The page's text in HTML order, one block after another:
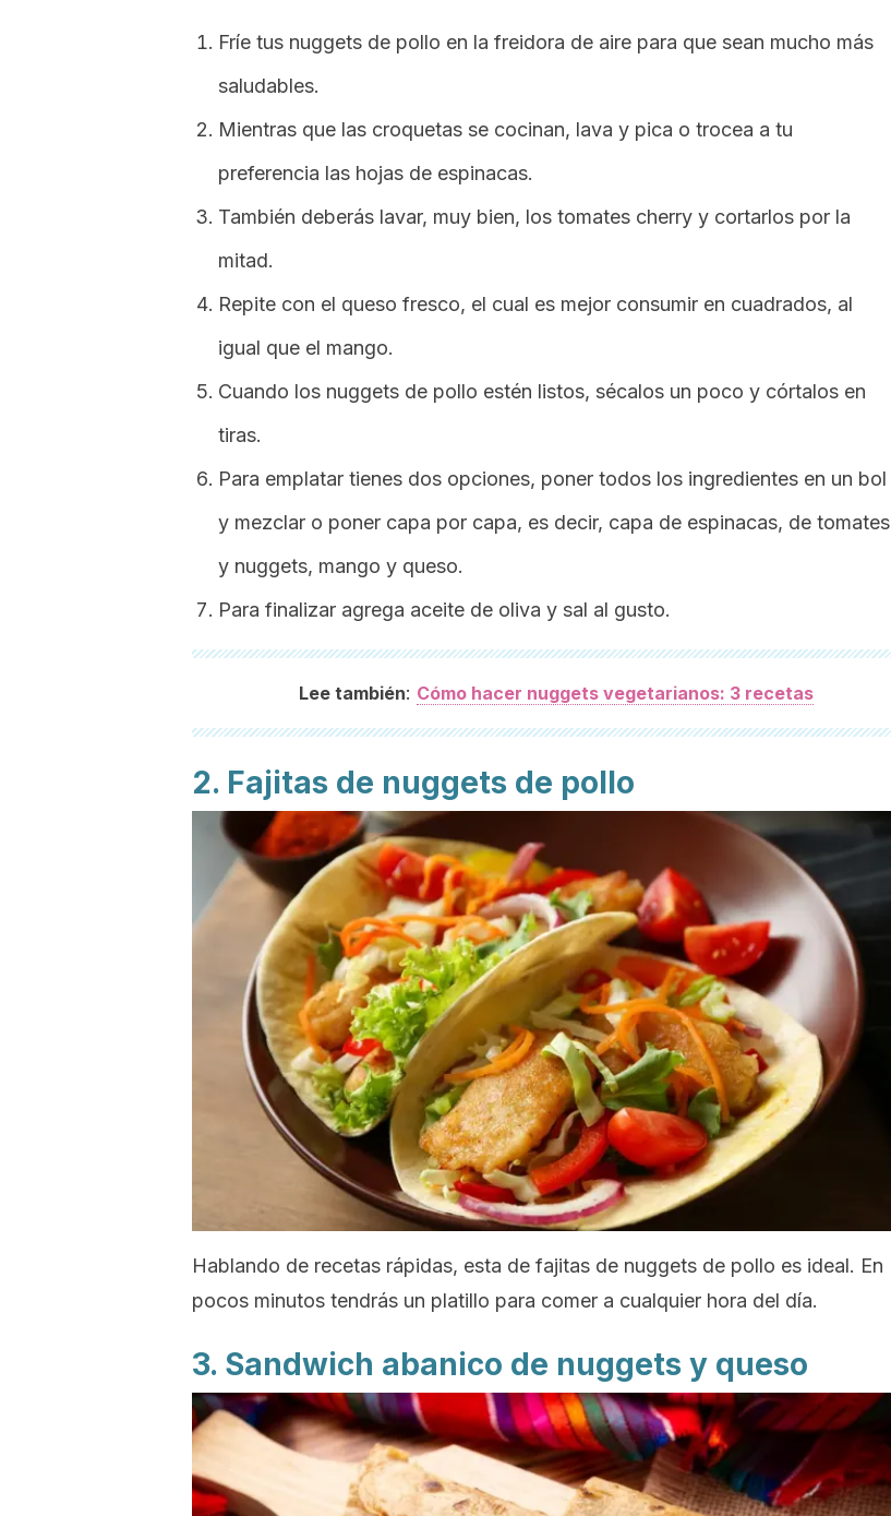
Fríe tus nuggets de pollo en la freidora de aire para que sean mucho más
saludables.
Mientras que las croquetas se cocinan, lava y pica o trocea a tu
preferencia las hojas de espinacas.
También deberás lavar, muy bien, los tomates cherry y cortarlos por la
mitad.
Repite con el queso fresco, el cual es mejor consumir en cuadrados, al
igual que el mango.
Cuando los nuggets de pollo estén listos, sécalos un poco y córtalos en
tiras.
Para emplatar tienes dos opciones, poner todos los ingredientes en un bol
y mezclar o poner capa por capa, es decir, capa de espinacas, de tomates
y nuggets, mango y queso.
Para finalizar agrega aceite de oliva y sal al gusto.
Lee también: Cómo hacer nuggets vegetarianos: 3 recetas
2. Fajitas de nuggets de pollo
Hablando de recetas rápidas, esta de fajitas de nuggets de pollo es ideal. En
pocos minutos tendrás un platillo para comer a cualquier hora del día.
3. Sandwich abanico de nuggets y queso